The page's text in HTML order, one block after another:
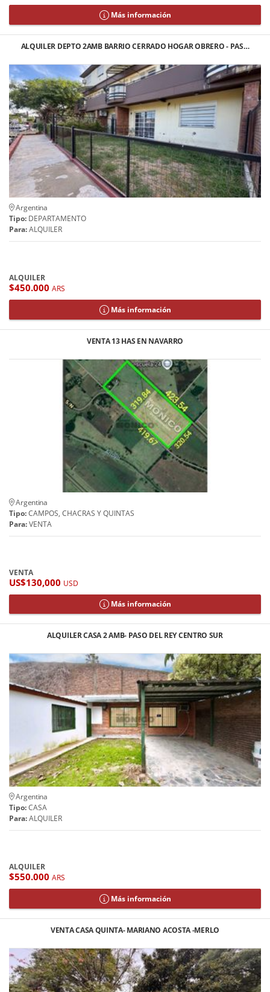
Más información
ALQUILER DEPTO 2AMB BARRIO CERRADO HOGAR OBRERO - PAS…
Argentina
Tipo: DEPARTAMENTO
Para:ALQUILER
ALQUILER
$450.000 ARS
Más información
VENTA 13 HAS EN NAVARRO
Argentina
Tipo:CAMPOS, CHACRAS Y QUINTAS
Para:VENTA
VENTA
US$130,000 USD
Más información
ALQUILER CASA 2 AMB- PASO DEL REY CENTRO SUR
Argentina
Tipo:CASA
Para:ALQUILER
ALQUILER
$550.000 ARS
Más información
VENTA CASA QUINTA- MARIANO ACOSTA -MERLO